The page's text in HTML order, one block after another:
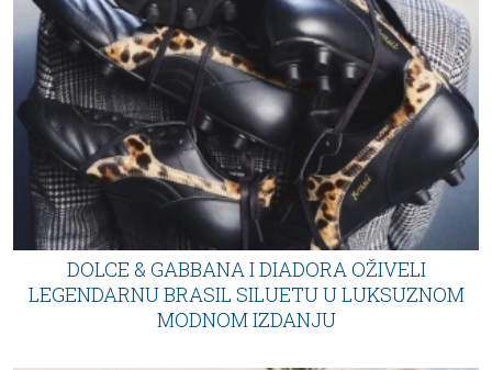
DOLCE & GABBANA I DIADORA OŽIVELI
LEGENDARNU BRASIL SILUETU U LUKSUZNOM
MODNOM IZDANJU